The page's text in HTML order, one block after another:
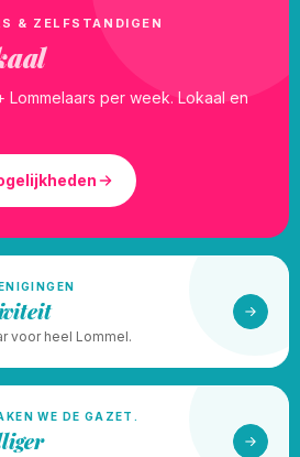
& ZELFSTANDIGEN
Lommelaars per week. Lokaal en
voor heel Lommel.
WE DE GAZET.